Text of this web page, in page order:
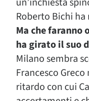
Roberto Bichi
Ma che faranno
ha girato il suo
Milano sembra
Francesco
ritardo con cui